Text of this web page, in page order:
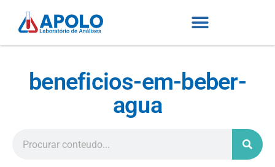
beneficios-em-beber-
agua